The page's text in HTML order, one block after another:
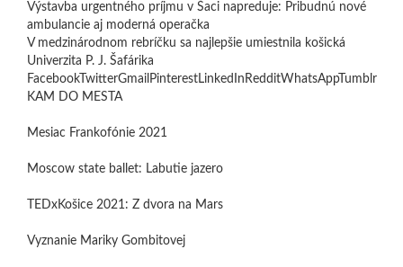
Výstavba urgentného príjmu v Šaci napreduje: Pribudnú nové
ambulancie aj moderná operačka
V medzinárodnom rebríčku sa najlepšie umiestnila košická
Univerzita P. J. Šafárika
FacebookTwitterGmailPinterestLinkedInRedditWhatsAppTumblr
KAM DO MESTA
Mesiac Frankofónie 2021
Moscow state ballet: Labutie jazero
TEDxKošice 2021: Z dvora na Mars
Vyznanie Mariky Gombitovej